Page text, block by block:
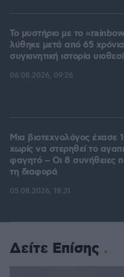
Το μυστήριο με το
λύθηκε μετά από 65
συγκινητική ιστορία
06.08.2026, 09:26
Μια βιοτεχνολόγος έχασε
χωρίς να στερηθεί το
φαγητό – Οι 8 συνήθειες
τη διαφορά
05.08.2026, 18:31
Δείτε Επίσης